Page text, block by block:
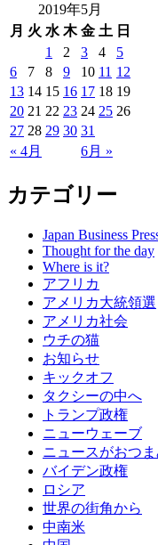
2019年5月
月 火 水 木 金 土 日
« 4月 6月 »
1 2 3 4
5
6
7 8 9 10 11 12
13 14 15 16 17 18 19
20 21 22 23 24 25 26
27 28 29 30 31
カテゴリー
Japan Business
Thought for the day
Where is it?
アフリカ
アメリカ大統領選
アメリカ社会
ウチの猫
お知らせ
キックオフ
タクシーの中へ
トランプ政権
ニューウェーブ
ニュースがおつ
バイデン政権
ロシア
世界の街角から
中南米